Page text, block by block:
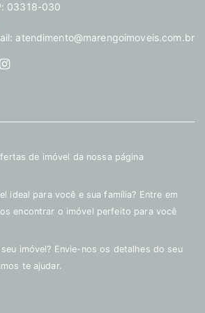
03318-030
atendimento@marengoimoveis.com.br
de imóvel da nossa página
ideal para você e sua família? Entre em
encontrar o imóvel perfeito para você
imóvel? Envie-nos os detalhes do seu
te ajudar.